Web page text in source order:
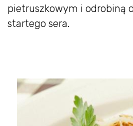
pietruszkowym i odrobiną
startego sera.